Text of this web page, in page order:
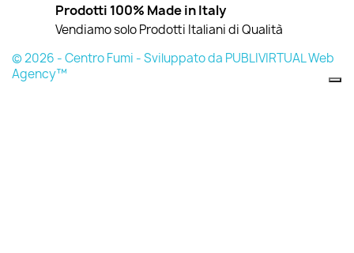
Prodotti 100% Made in Italy
Vendiamo solo Prodotti Italiani di Qualità
© 2026 - Centro Fumi - Sviluppato da PUBLIVIRTUAL Web
Agency™